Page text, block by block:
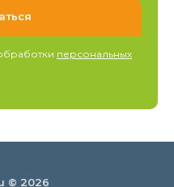
персональных
© 2026